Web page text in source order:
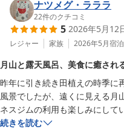
今回は総合では満足でした。
ナツメグ・ラララ
22件のクチコミ
5 2026年5月12
レジャー 家族 2026年5月宿泊
月山と露天風呂、美食に癒され
昨年に引き続き田植えの時季に
風景でしたが、遠くに見える月
ネスジムの利用も楽しみにして
場と動線も良く、運動後に入浴
続きを読む